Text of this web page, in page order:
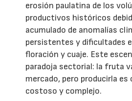
erosión paulatina de los
productivos históricos
acumulado de anomalías
persistentes y dificultades
floración y cuaje. Este
paradoja sectorial: la fruta
mercado, pero producirla es
costoso y complejo.